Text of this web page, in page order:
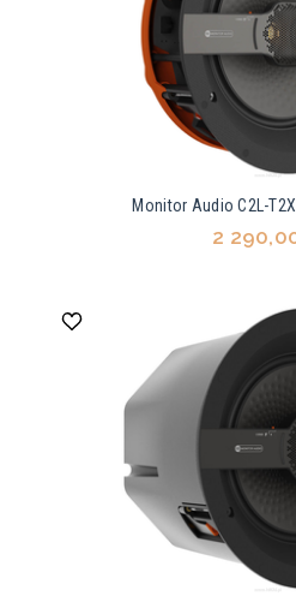
Monitor Audio C2L-
2